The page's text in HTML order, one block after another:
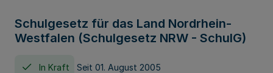
Schulgesetz für das Land Nordrhein-
Westfalen (Schulgesetz NRW - SchulG)
In Kraft Seit 01. August 2005